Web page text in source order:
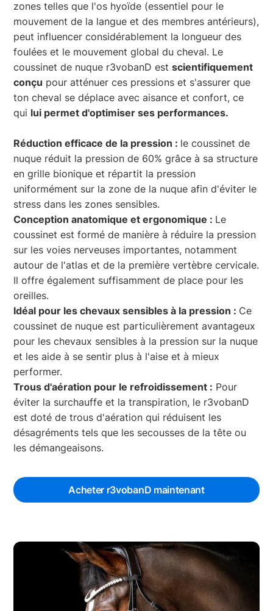
zones telles que l'os hyoïde (essentiel pour le
mouvement de la langue et des membres antérieurs),
peut influencer considérablement la longueur des
foulées et le mouvement global du cheval. Le
coussinet de nuque r3vobanD estscientifiquement
conçu pour atténuer ces pressions et s'assurer que
ton cheval se déplace avec aisance et confort, ce
qui lui permet d'optimiser ses performances.
Réduction efficace de la pression : le coussinet de
nuque réduit la pression de 60% grâce à sa structure
en grille bionique et répartit la pression
uniformément sur la zone de la nuque afin d'éviter le
stress dans les zones sensibles.
Conception anatomique et ergonomique : Le
coussinet est formé de manière à réduire la pression
sur les voies nerveuses importantes, notamment
autour de l'atlas et de la première vertèbre cervicale.
Il offre également suffisamment de place pour les
oreilles.
Idéal pour les chevaux sensibles à la pression : Ce
coussinet de nuque est particulièrement avantageux
pour les chevaux sensibles à la pression sur la nuque
et les aide à se sentir plus à l'aise et à mieux
performer.
Trous d'aération pour le refroidissement : Pour
éviter la surchauffe et la transpiration, le r3vobanD
est doté de trous d'aération qui réduisent les
désagréments tels que les secousses de la tête ou
les démangeaisons.
Acheter r3vobanD maintenant